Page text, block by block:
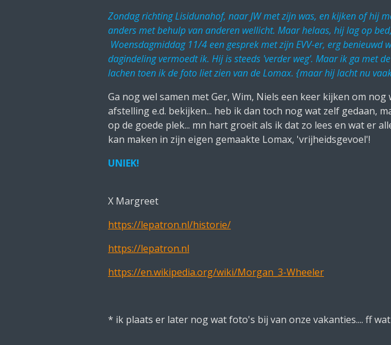
Zondag richting Lisidunahof, naar JW met zijn was, en kijken of hij
anders met behulp van anderen wellicht. Maar helaas, hij lag op
Woensdagmiddag 11/4 een gesprek met zijn EVV-er, erg
dagindeling vermoedt ik. Hij is steeds 'verder weg'. Maar ik ga met
lachen toen ik de foto liet zien van de Lomax. {maar hij lacht nu
Ga nog wel samen met Ger, Wim, Niels een keer kijken om
afstelling e.d. bekijken... heb ik dan toch nog wat zelf gedaan,
op de goede plek... mn hart groeit als ik dat zo lees en wat er
kan maken in zijn eigen gemaakte Lomax, 'vrijheidsgevoel'!
UNIEK!
X Margreet
https://lepatron.nl/historie/
https://lepatron.nl
https://en.wikipedia.org/wiki/Morgan_3-Wheeler
* ik plaats er later nog wat foto's bij van onze vakanties.... ff